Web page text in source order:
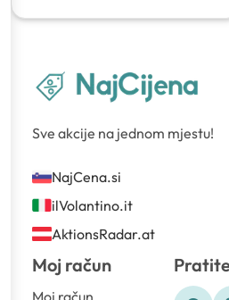
Sve akcije na jednom mjestu!
NajCena.si
ilVolantino.it
AktionsRadar.at
Moj račun
Moj račun